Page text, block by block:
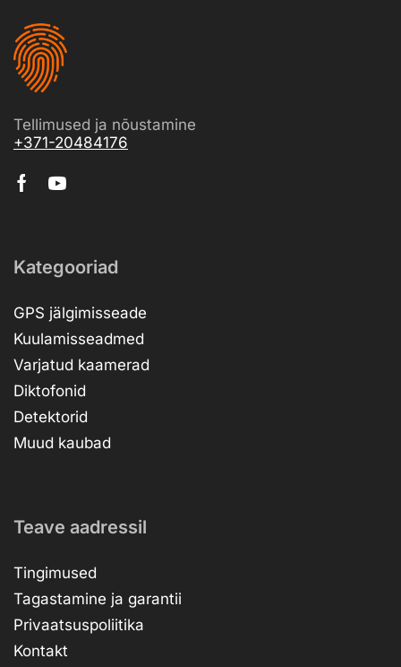
Tellimused ja nõustamine
+371-20484176
Kategooriad
GPS jälgimisseade
Kuulamisseadmed
Varjatud kaamerad
Diktofonid
Detektorid
Muud kaubad
Teave aadressil
Tingimused
Tagastamine ja garantii
Privaatsuspoliitika
Kontakt